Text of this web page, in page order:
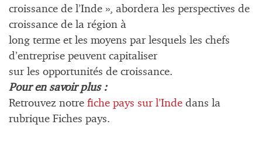
croissance de l’Inde », abordera les perspectives de
croissance de la région à
long terme et les moyens par lesquels les chefs
d’entreprise peuvent capitaliser
sur les opportunités de croissance.
Pour en savoir plus :
Retrouvez notre fiche pays sur l’Inde dans la
rubrique Fiches pays.